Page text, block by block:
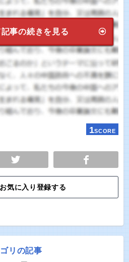
事の続きを見る
1SCORE
気に入り登録する
リの記事